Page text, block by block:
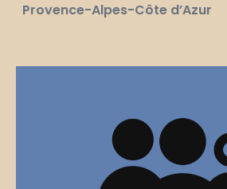
Provence-Alpes-Côte d’Azur